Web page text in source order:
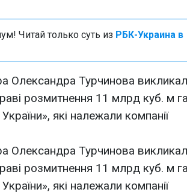
Читай только суть из РБК-Украина в
Олександра Турчинова
розмитнення 11 млрд куб. м
які належали компанії
Олександра Турчинова
розмитнення 11 млрд куб. м
які належали компанії